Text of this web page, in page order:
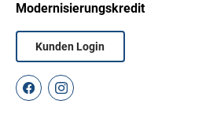
Modernisierungskredit
Kunden Login